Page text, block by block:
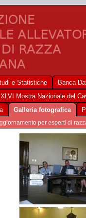
e Statistiche
Banca
XLVI Mostra Nazionale del
Galleria fotografica
per esperti di